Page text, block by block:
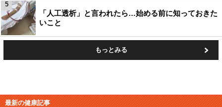
「人工透析」と言われたら…始める前に知っておきた
いこと
5
もっとみる
最新の健康記事